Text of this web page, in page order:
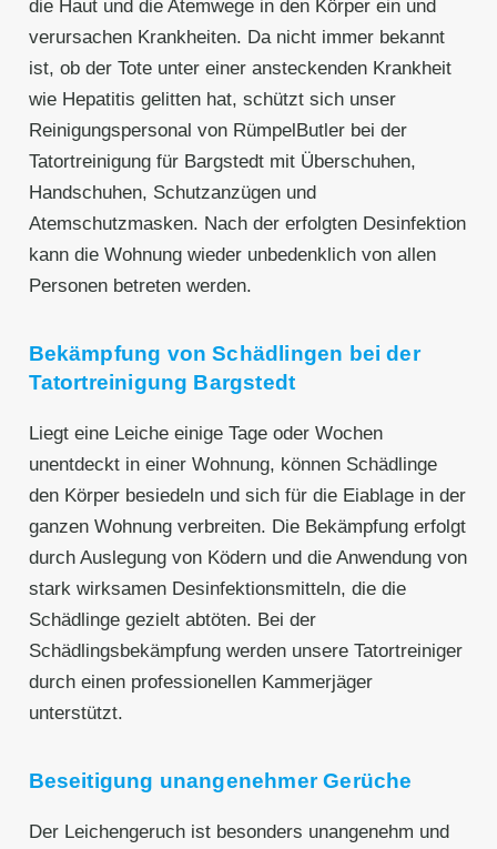
die Haut und die Atemwege in den Körper ein und
verursachen Krankheiten. Da nicht immer bekannt
ist, ob der Tote unter einer ansteckenden Krankheit
wie Hepatitis gelitten hat, schützt sich unser
Reinigungspersonal von RümpelButler bei der
Tatortreinigung für Bargstedt mit Überschuhen,
Handschuhen, Schutzanzügen und
Atemschutzmasken. Nach der erfolgten Desinfektion
kann die Wohnung wieder unbedenklich von allen
Personen betreten werden.
Bekämpfung von Schädlingen bei der
Tatortreinigung Bargstedt
Liegt eine Leiche einige Tage oder Wochen
unentdeckt in einer Wohnung, können Schädlinge
den Körper besiedeln und sich für die Eiablage in der
ganzen Wohnung verbreiten. Die Bekämpfung erfolgt
durch Auslegung von Ködern und die Anwendung von
stark wirksamen Desinfektionsmitteln, die die
Schädlinge gezielt abtöten. Bei der
Schädlingsbekämpfung werden unsere Tatortreiniger
durch einen professionellen Kammerjäger
unterstützt.
Beseitigung unangenehmer Gerüche
Der Leichengeruch ist besonders unangenehm und